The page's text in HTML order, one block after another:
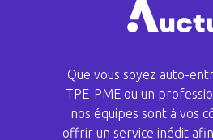
Que vous soyez auto-
TPE-PME ou un
nos équipes sont à vos
offrir un service inédit